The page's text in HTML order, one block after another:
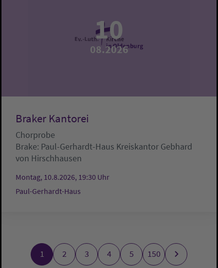
10
08.2026
Braker Kantorei
Chorprobe
Brake: Paul-Gerhardt-Haus Kreiskantor Gebhard
von Hirschhausen
Montag, 10.8.2026, 19:30 Uhr
Paul-Gerhardt-Haus
1 2 3 4 5 150